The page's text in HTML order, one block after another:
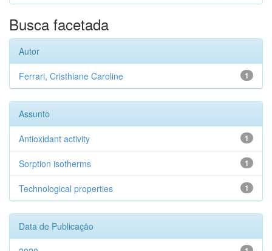
Busca facetada
Autor
1
Ferrari, Cristhiane Caroline
Assunto
1
Antioxidant activity
1
Sorption isotherms
1
Technological properties
Data de Publicação